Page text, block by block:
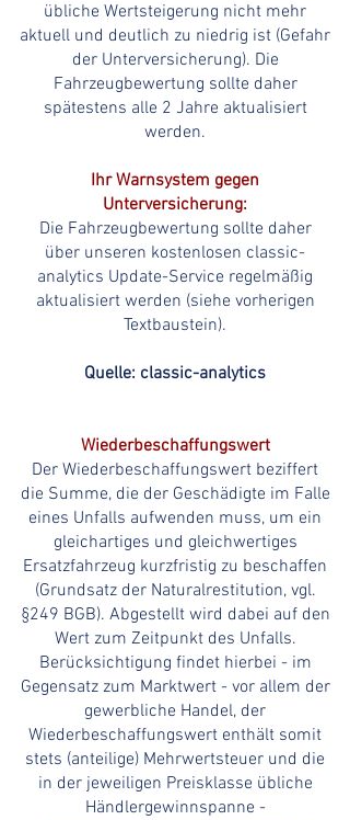
übliche Wertsteigerung nicht mehr
aktuell und deutlich zu niedrig ist (Gefahr
der Unterversicherung). Die
Fahrzeugbewertung sollte daher
spätestens alle 2 Jahre aktualisiert
werden.
Ihr Warnsystem gegen
Unterversicherung:
Die Fahrzeugbewertung sollte daher
über unseren kostenlosen classic-
analytics Update-Service regelmäßig
aktualisiert werden (siehe vorherigen
Textbaustein).
Quelle: classic-analytics
Wiederbeschaffungswert
Der Wiederbeschaffungswert beziffert
die Summe, die der Geschädigte im Falle
eines Unfalls aufwenden muss, um ein
gleichartiges und gleichwertiges
Ersatzfahrzeug kurzfristig zu beschaffen
(Grundsatz der Naturalrestitution, vgl.
§249 BGB). Abgestellt wird dabei auf den
Wert zum Zeitpunkt des Unfalls.
Berücksichtigung findet hierbei - im
Gegensatz zum Marktwert - vor allem der
gewerbliche Handel, der
Wiederbeschaffungswert enthält somit
stets (anteilige) Mehrwertsteuer und die
in der jeweiligen Preisklasse übliche
Händlergewinnspanne -